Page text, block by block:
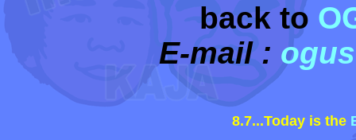
back to
E-mail :
8.7...Today is the